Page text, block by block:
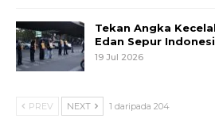
Tekan Angka
Edan Sepur
19 Jul 2026
PREV NEXT 1 daripada 204